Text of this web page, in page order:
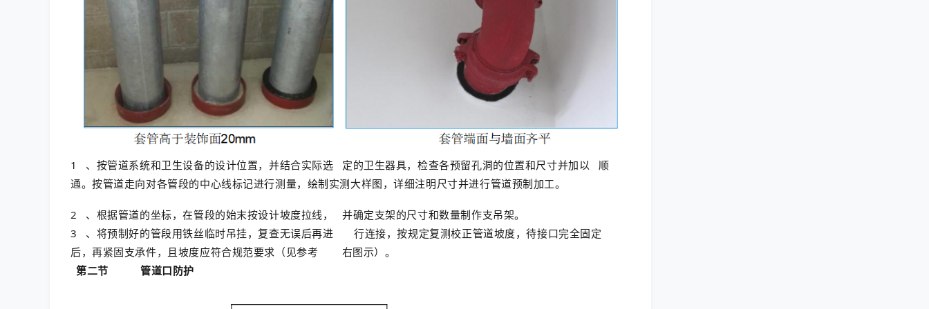
1 、按管道系统和卫生设备的设计位置，并结合实际选 定的卫生器具，检查各预留孔洞的位置和尺寸并加以
顺
通。按管道走向对各管段的中心线标记进行测量，绘制实测大样图，详细注明尺寸并进行管道预制加工。
2 、根据管道的坐标，在管段的始末按设计坡度拉线，
并确定支架的尺寸和数量制作支吊架。
3
、将预制好的管段用铁丝临时吊挂，复查无误后再进
行连接，按规定复测校正管道坡度，待接口完全固定
后，再紧固支承件，且坡度应符合规范要求（见参考
右图示）。
第二节
管道口防护